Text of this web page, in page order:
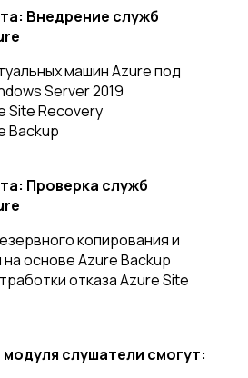
Внедрение служб
машин Azure под
Server 2019
Site Recovery
Backup
Проверка служб
копирования и
основе Azure Backup
отказа Azure Site
слушатели смогут: